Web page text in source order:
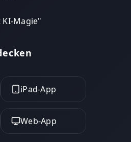
Magie"
iPad-App
Web-App